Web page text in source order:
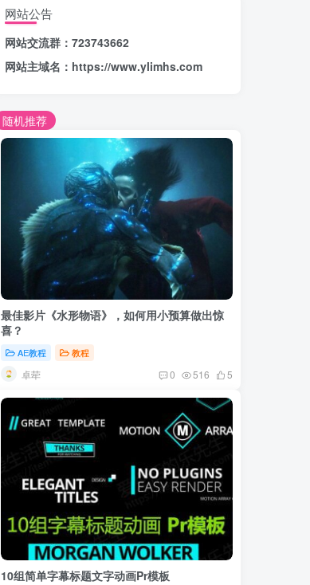
网站公告
网站交流群：723743662
网站主域名： https://www.ylimhs.com
随机推荐
最佳影片《水形物语》，如何用小预算做出惊
喜？
AE教程 教程
卓荦 0 516 5
10组简单字幕标题文字动画Pr模板